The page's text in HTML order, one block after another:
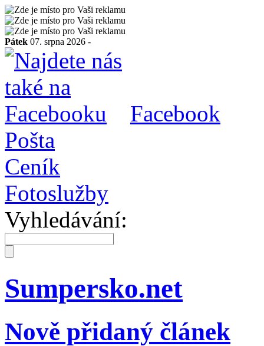
Pátek 07. srpna 2026 -
Facebook
Pošta
Ceník
Fotoslužby
Vyhledávání:
Sumpersko.net
Nově přidaný článek